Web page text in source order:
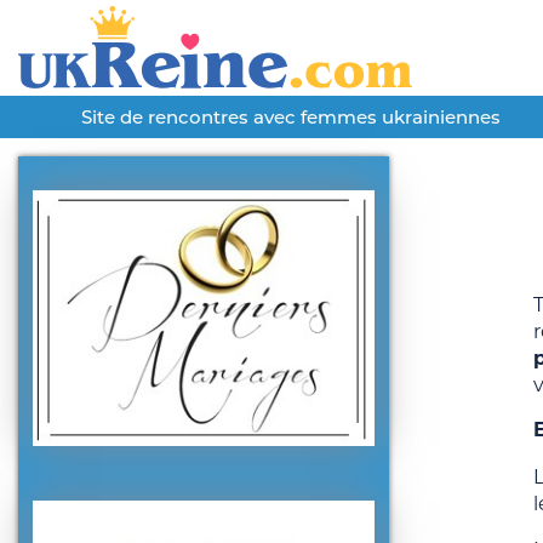
Site de rencontres avec femmes ukrainiennes